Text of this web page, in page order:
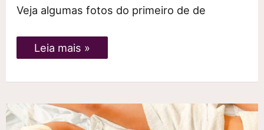
Veja algumas fotos do primeiro de de
Curso
de
Ayurvédica
Leia mais »